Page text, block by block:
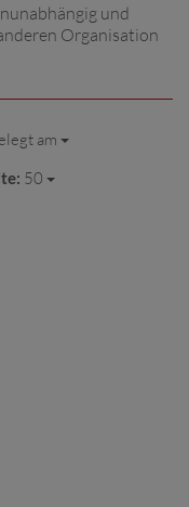
und
Organisation
am
50